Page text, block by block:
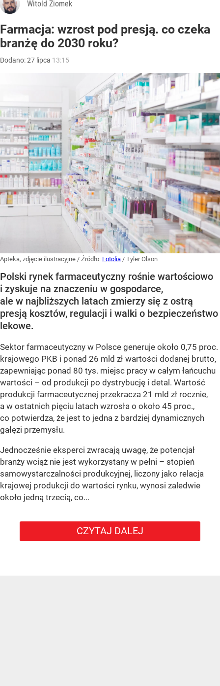
Witold Ziomek
Farmacja: wzrost pod presją. co czeka
branżę do 2030 roku?
Dodano:27 lipca 13:15
Apteka, zdjęcie ilustracyjne / Źródło: Fotolia / Tyler Olson
Polski rynek farmaceutyczny rośnie wartościowo
i zyskuje na znaczeniu w gospodarce,
ale w najbliższych latach zmierzy się z ostrą
presją kosztów, regulacji i walki o bezpieczeństwo
lekowe.
Sektor farmaceutyczny w Polsce generuje około 0,75 proc.
krajowego PKB i ponad 26 mld zł wartości dodanej brutto,
zapewniając ponad 80 tys. miejsc pracy w całym łańcuchu
wartości – od produkcji po dystrybucję i detal. Wartość
produkcji farmaceutycznej przekracza 21 mld zł rocznie,
a w ostatnich pięciu latach wzrosła o około 45 proc.,
co potwierdza, że jest to jedna z bardziej dynamicznych
gałęzi przemysłu.
Jednocześnie eksperci zwracają uwagę, że potencjał
branży wciąż nie jest wykorzystany w pełni – stopień
samowystarczalności produkcyjnej, liczony jako relacja
krajowej produkcji do wartości rynku, wynosi zaledwie
około jedną trzecią, co...
CZYTAJ DALEJ